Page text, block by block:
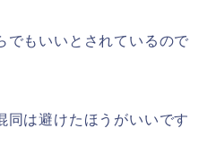
でもいいとされているので
同は避けたほうがいいです